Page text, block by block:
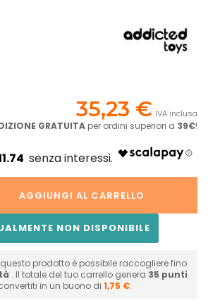
35,23 € IVA inclusa
GRATUITA per ordini superiori a 39€!
AGGIUNGI AL CARRELLO
NON DISPONIBILE
prodotto è possibile raccogliere fino
. Il totale del tuo carrello genera 35 punti
in un buono di 1,75 €.